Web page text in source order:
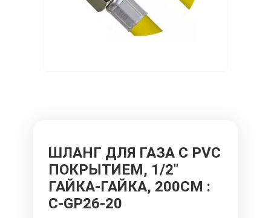
ШЛАНГ ДЛЯ ГАЗА С PVC
ПОКРЫТИЕМ, 1/2"
ГАЙКА-ГАЙКА, 200СМ :
C-GP26-20